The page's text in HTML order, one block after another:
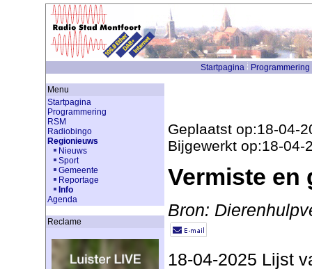
Startpagina Programmering
Menu
Startpagina
Programmering
RSM
Radiobingo
Regionieuws
Nieuws
Sport
Gemeente
Reportage
Info
Agenda
Reclame
Geplaatst op:18-04-
Bijgewerkt op:18-04-
Vermiste en
Bron:
18-04-2025 Lijst